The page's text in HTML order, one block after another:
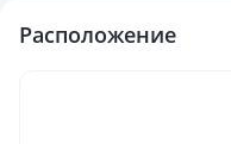
Расположение